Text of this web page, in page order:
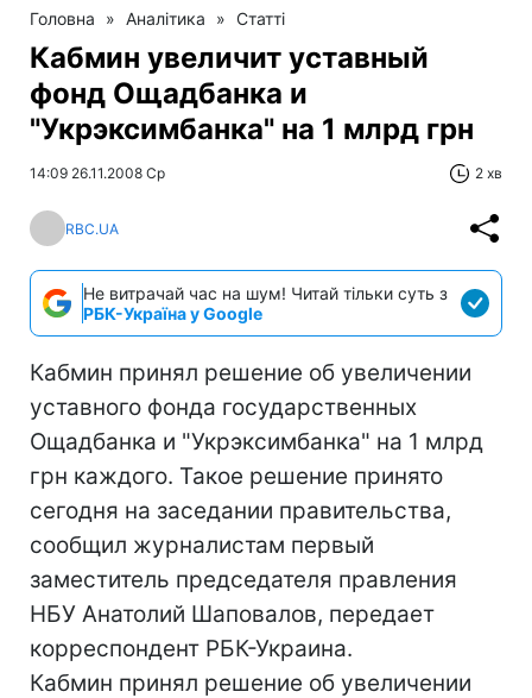
Головна » Аналітика » Статті
Кабмин увеличит уставный
фонд Ощадбанка и
"Укрэксимбанка" на 1 млрд грн
14:09 26.11.2008 Ср 2 хв
RBC.UA
Не витрачай час на шум! Читай тільки суть з
РБК-Україна у Google
Кабмин принял решение об увеличении
уставного фонда государственных
Ощадбанка и "Укрэксимбанка" на 1 млрд
грн каждого. Такое решение принято
сегодня на заседании правительства,
сообщил журналистам первый
заместитель председателя правления
НБУ Анатолий Шаповалов, передает
корреспондент РБК-Украина.
Кабмин принял решение об увеличении